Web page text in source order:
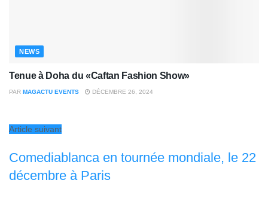
NEWS
Tenue à Doha du «Caftan Fashion Show»
PAR MAGACTU EVENTS DÉCEMBRE 26, 2024
Article suivant
Comediablanca en tournée mondiale, le 22
décembre à Paris